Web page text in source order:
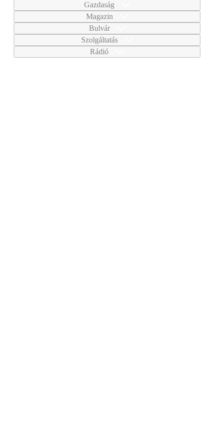
Gazdaság
Magazin
Bulvár
Szolgáltatás
Rádió